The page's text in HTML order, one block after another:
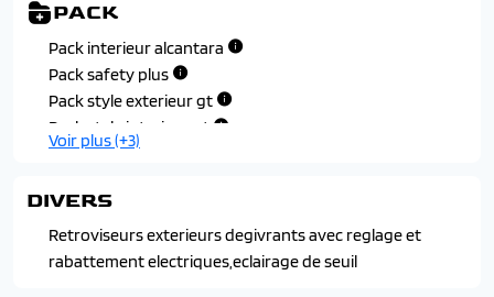
Volant compact cuir pleine fleur avec commandes
multimedia integrees
PACK
Pack interieur alcantara
Pack safety plus
Pack style exterieur gt
Pack style interieur gt
Pack visibilite
Voir plus (+3)
DIVERS
Retroviseurs exterieurs degivrants avec reglage et
rabattement electriques,eclairage de seuil